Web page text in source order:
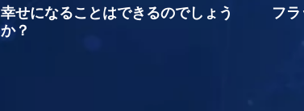
幸せになることはできるのでしょう
か？
フ